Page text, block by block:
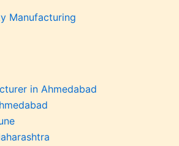
Manufacturing
in Ahmedabad